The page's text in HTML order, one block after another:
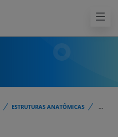
ESTRUTURAS ANATÔMICAS
...